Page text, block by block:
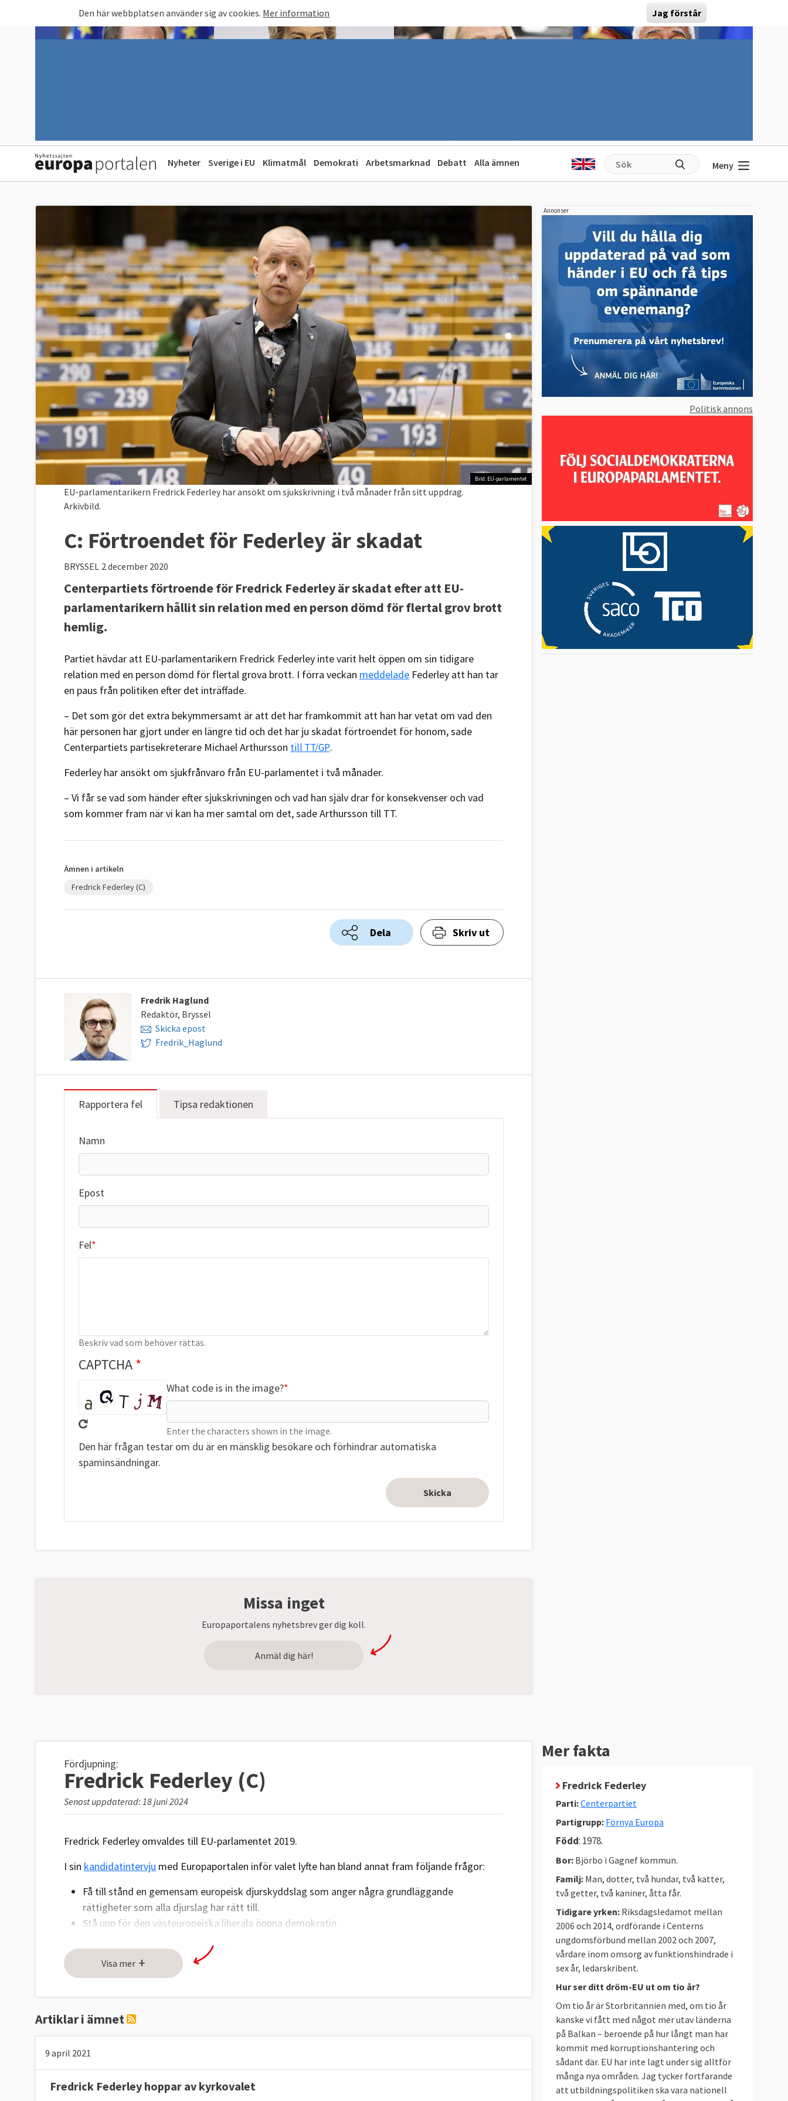
Den här webbplatsen använder sig av cookies. Mer information Jag förstår
Nyheter Sverige i EU Klimatmål Demokrati Arbetsmarknad Debatt Alla ämnen Meny
Bild: EU-parlamentet
EU-parlamentarikern Fredrick Federley har ansökt om sjukskrivning i två månader från sitt uppdrag.
Arkivbild.
C: Förtroendet för Federley är skadat
BRYSSEL 2 december 2020
Centerpartiets förtroende för Fredrick Federley är skadat efter att EU-
parlamentarikern hållit sin relation med en person dömd för flertal grov brott
hemlig.
Partiet hävdar att EU-parlamentarikern Fredrick Federley inte varit helt öppen om sin tidigare
relation med en person dömd för flertal grova brott. I förra veckan meddelade Federley att han tar
en paus från politiken efter det inträffade.
– Det som gör det extra bekymmersamt är att det har framkommit att han har vetat om vad den
här personen har gjort under en längre tid och det har ju skadat förtroendet för honom, sade
Centerpartiets partisekreterare Michael Arthursson till TT/GP.
Federley har ansökt om sjukfrånvaro från EU-parlamentet i två månader.
– Vi får se vad som händer efter sjukskrivningen och vad han själv drar för konsekvenser och vad
som kommer fram när vi kan ha mer samtal om det, sade Arthursson till TT.
Ämnen i artikeln
Fredrick Federley (C)
Dela Skriv ut
Fredrik Haglund
Redaktör, Bryssel
Skicka epost
Fredrik_Haglund
Rapportera fel Tipsa redaktionen
Namn
Epost
Fel
Beskriv vad som behöver rättas.
CAPTCHA
What code is in the image?
Enter the characters shown in the image.
Den här frågan testar om du är en mänsklig besökare och förhindrar automatiska
spaminsändningar.
Missa inget
Europaportalens nyhetsbrev ger dig koll.
Anmäl dig här!
Annonser
Politisk annons
Fördjupning:
Fredrick Federley (C)
Senast uppdaterad: 18 juni 2024
Fredrick Federley omvaldes till EU-parlamentet 2019.​
I sin kandidatintervju med Europaportalen inför valet lyfte han bland annat fram följande frågor:
Få till stånd en gemensam europeisk djurskyddslag som anger några grundläggande
rättigheter som alla djurslag har rätt till.
Stå upp för den västeuropeiska liberala öppna demokratin.
Miljö och klimat
Mänskliga rättigheter
EU ska stå upp för demokrati, rättssäkerhet och mänskliga rättigheter. Dessa principer ska inte
Visa mer +
Artiklar i ämnet
9 april 2021
Fredrick Federley hoppar av kyrkovalet
Mer fakta
Fredrick Federley
Parti:Centerpartiet
Partigrupp: Förnya Europa
Född: 1978.
Bor: Björbo i Gagnef kommun.
Familj: Man, dotter, två hundar, två katter,
två getter, två kaniner, åtta får.
Tidigare yrken: Riksdagsledamot mellan
2006 och 2014, ordförande i Centerns
ungdomsförbund mellan 2002 och 2007,
vårdare inom omsorg av funktionshindrade i
sex år, ledarskribent.
Hur ser ditt dröm-EU ut om tio år?
Om tio år är Storbritannien med, om tio år
kanske vi fått med något mer utav länderna
på Balkan – beroende på hur långt man har
kommit med korruptionshantering och
sådant där. EU har inte lagt under sig alltför
många nya områden. Jag tycker fortfarande
att utbildningspolitiken ska vara nationell